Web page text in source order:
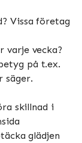
Vissa företag
varje vecka?
på t.ex.
säger.
skillnad i
glädjen